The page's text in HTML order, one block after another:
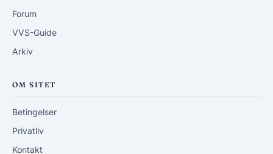
Forum
VVS-Guide
Arkiv
OM SITET
Betingelser
Privatliv
Kontakt